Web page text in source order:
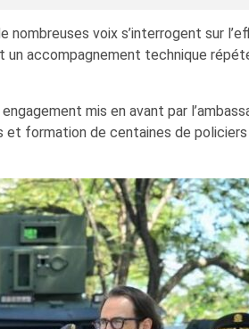
nombreuses voix s’interrogent sur
un accompagnement technique
mis en avant par
formation de centaines de policiers